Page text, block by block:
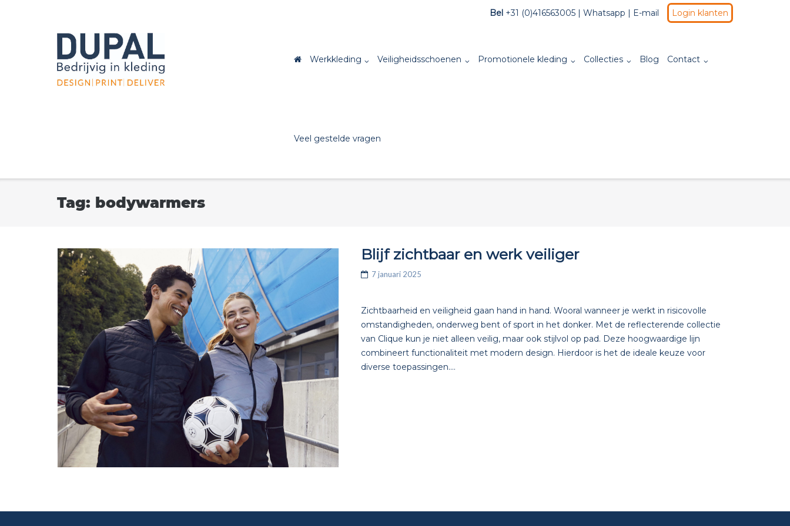
Bel +31 (0)416563005 |Whatsapp | E-mail Login klanten
Werkkleding Veiligheidsschoenen Promotionele kleding Collecties Blog Contact
Veel gestelde vragen
Tag: bodywarmers
Blijf zichtbaar en werk veiliger
7 januari 2025
Zichtbaarheid en veiligheid gaan hand in hand. Wooral wanneer je werkt in risicovolle
omstandigheden, onderweg bent of sport in het donker. Met de reflecterende collectie
van Clique kun je niet alleen veilig, maar ook stijlvol op pad. Deze hoogwaardige lijn
combineert functionaliteit met modern design. Hierdoor is het de ideale keuze voor
diverse toepassingen....